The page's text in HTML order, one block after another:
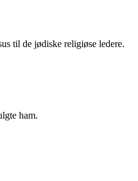
til de jødiske religiøse ledere.
ham.